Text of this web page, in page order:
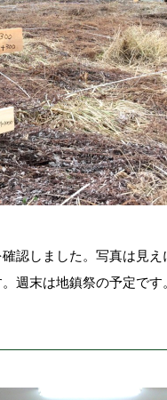
認しました。写真は見え
週末は地鎮祭の予定です